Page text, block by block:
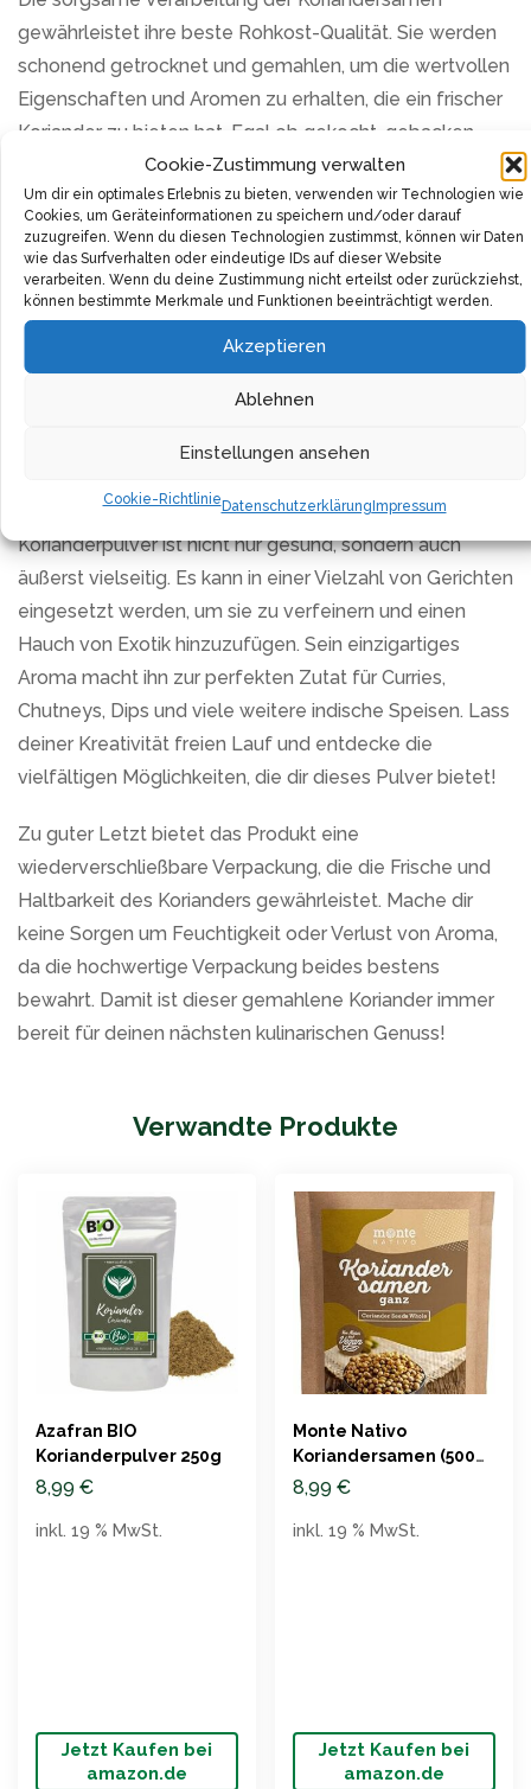
Cookie-Zustimmung verwalten
Um dir ein optimales Erlebnis zu bieten, verwenden wir Technologien wie
Cookies, um Geräteinformationen zu speichern und/oder darauf
zuzugreifen. Wenn du diesen Technologien zustimmst, können wir Daten
wie das Surfverhalten oder eindeutige IDs auf dieser Website
verarbeiten. Wenn du deine Zustimmung nicht erteilst oder zurückziehst,
können bestimmte Merkmale und Funktionen beeinträchtigt werden.
Akzeptieren
Ablehnen
Einstellungen ansehen
Cookie-RichtlinieDatenschutzerklärungImpressum
gewährleistet ihre beste Rohkost-Qualität. Sie werden
schonend getrocknet und gemahlen, um die wertvollen
Eigenschaften und Aromen zu erhalten, die ein frischer
Koriander zu bieten hat. Egal ob gekocht, gebacken
oder roh, der Geschmack dieses Korianders wird
deinem Gericht zweifellos eine besondere Note
verleihen.
Was die Verwendung im Alltag betrifft, ist der
gemahlene Koriander ein wahrer Alleskönner. Die
aromatischen und gesundheitlichen Vorteile des
Korianders werden immer mehr geschätzt und bekannt.
täglichen Leben, sei es in der europäischen oder der
asiatischen Küche. Die Möglichkeiten sind endlos.
Korianderpulver ist nicht nur gesund, sondern auch
äußerst vielseitig. Es kann in einer Vielzahl von Gerichten
eingesetzt werden, um sie zu verfeinern und einen
Hauch von Exotik hinzuzufügen. Sein einzigartiges
Aroma macht ihn zur perfekten Zutat für Curries,
Chutneys, Dips und viele weitere indische Speisen. Lass
deiner Kreativität freien Lauf und entdecke die
vielfältigen Möglichkeiten, die dir dieses Pulver bietet!
Zu guter Letzt bietet das Produkt eine
wiederverschließbare Verpackung, die die Frische und
Haltbarkeit des Korianders gewährleistet. Mache dir
keine Sorgen um Feuchtigkeit oder Verlust von Aroma,
da die hochwertige Verpackung beides bestens
bewahrt. Damit ist dieser gemahlene Koriander immer
bereit für deinen nächsten kulinarischen Genuss!
Verwandte Produkte
Azafran BIO
Korianderpulver 250g
8,99 €
Jetzt Kaufen bei
amazon.de
inkl. 19 % MwSt.
Monte Nativo
Koriandersamen (500g)
– Koch- und
8,99 €
Jetzt Kaufen bei
amazon.de
inkl. 19 % MwSt.